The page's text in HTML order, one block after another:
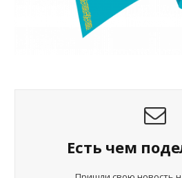
Есть чем